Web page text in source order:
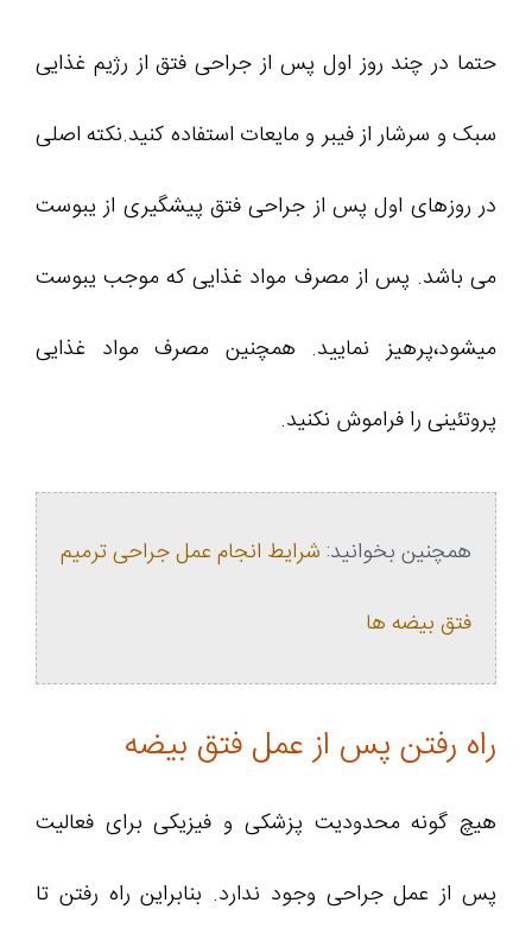
حتما در چند روز اول پس از جراحی فتق از رژیم غذایی
سبک و سرشار از فیبر و مایعات استفاده کنید.نکته اصلی
در روزهای اول پس از جراحی فتق پیشگیری از یبوست
می باشد. پس از مصرف مواد غذایی که موجب یبوست
میشود،پرهیز نمایید. همچنین مصرف مواد غذایی
پروتئینی را فراموش نکنید.
همچنین بخوانید: شرایط انجام عمل جراحی ترمیم
فتق بیضه ها
راه رفتن پس از عمل فتق بیضه
هیچ گونه محدودیت پزشکی و فیزیکی برای فعالیت
پس از عمل جراحی وجود ندارد. بنابراین راه رفتن تا